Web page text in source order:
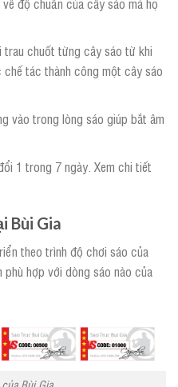
chuốt từng cây sáo từ khi
tác thành công một cây sáo
vào trong lòng sáo giúp bắt âm
1 trong 7 ngày. Xem chi tiết
Bùi Gia
theo trình độ chơi sáo của
phù hợp với dòng sáo nào của